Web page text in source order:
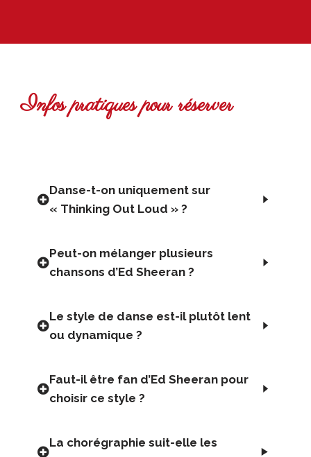
Infos pratiques pour réserver
Danse-t-on uniquement sur
« Thinking Out Loud » ?
Peut-on mélanger plusieurs
chansons d’Ed Sheeran ?
Le style de danse est-il plutôt lent
ou dynamique ?
Faut-il être fan d’Ed Sheeran pour
choisir ce style ?
La chorégraphie suit-elle les